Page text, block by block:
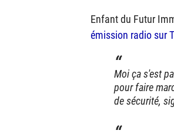
Enfant du Futur
émission radio sur
Moi ça s'est
pour faire
de sécurité,